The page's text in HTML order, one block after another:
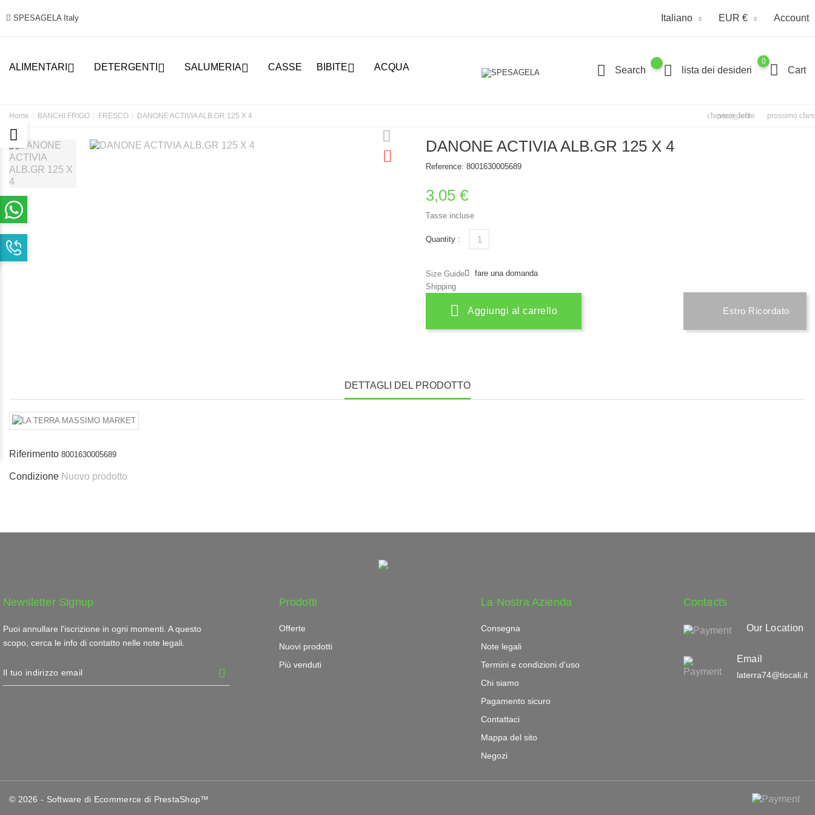
SPESAGELA Italy Italiano EUR € Account
ALIMENTARI  DETERGENTI  SALUMERIA CASSE BIBITE ACQUA Search lista dei desideri
0
Cart
Home BANCHI FRIGO FRESCO DANONE ACTIVIA ALB.GR 125 X 4 chevron_left
precedente prossimo
DANONE ACTIVIA ALB.GR 125 X 4
Reference: 8001630005689
3,05 €
Tasse incluse
Quantity :
Size Guide
Shipping
fare una domanda
Aggiungi al carrello Estro Ricordato
DETTAGLI DEL PRODOTTO
Riferimento 8001630005689
Condizione Nuovo prodotto
Newsletter Signup
Puoi annullare l'iscrizione in ogni momenti. A questo
scopo, cerca le info di contatto nelle note legali.
Prodotti
Offerte
Nuovi prodotti
Più venduti
La Nostra Azienda
Consegna
Note legali
Termini e condizioni d'uso
Chi siamo
Pagamento sicuro
Contattaci
Mappa del sito
Negozi
Contacts
Our Location
Email
laterra74@tiscali.it
© 2026 - Software di Ecommerce di PrestaShop™